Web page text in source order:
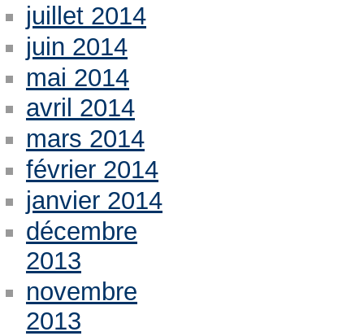
juillet 2014
juin 2014
mai 2014
avril 2014
mars 2014
février 2014
janvier 2014
décembre
2013
novembre
2013